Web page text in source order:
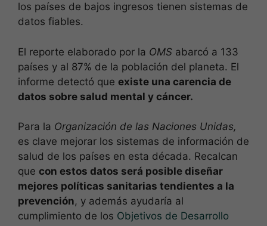
los países de bajos ingresos tienen sistemas de
datos fiables.
El reporte elaborado por la OMS abarcó a 133
países y al 87% de la población del planeta. El
informe detectó que existe una carencia de
datos sobre salud mental y cáncer.
Para la Organización de las Naciones Unidas,
es clave mejorar los sistemas de información de
salud de los países en esta década. Recalcan
que con estos datos será posible diseñar
mejores políticas sanitarias tendientes a la
prevención, y además ayudaría al
cumplimiento de los Objetivos de Desarrollo